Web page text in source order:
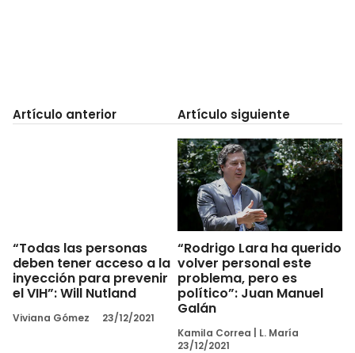
Artículo anterior
“Todas las personas
deben tener acceso a la
inyección para prevenir
el VIH”: Will Nutland
Viviana Gómez 23/12/2021
Artículo siguiente
“Rodrigo Lara ha querido
volver personal este
problema, pero es
político”: Juan Manuel
Galán
Kamila Correa
L. María
23/12/2021